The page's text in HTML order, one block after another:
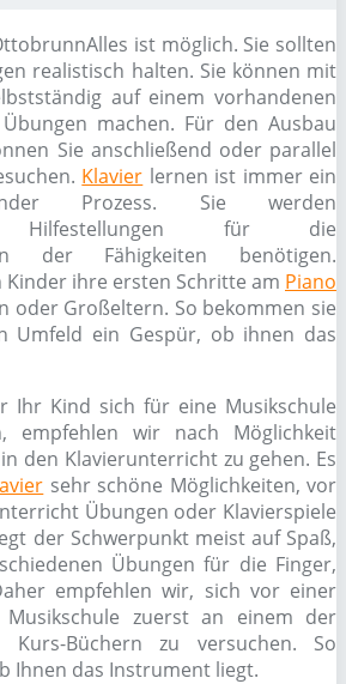
Alles ist möglich. Sie sollten
realistisch halten. Sie können mit
auf einem vorhandenen
machen. Für den Ausbau
Sie anschließend oder parallel
Klavier lernen ist immer ein
Prozess. Sie werden
Hilfestellungen für die
der Fähigkeiten benötigen.
Kinder ihre ersten Schritte am Piano
oder Großeltern. So bekommen sie
Umfeld ein Gespür, ob ihnen das
Ihr Kind sich für eine Musikschule
empfehlen wir nach Möglichkeit
den Klavierunterricht zu gehen. Es
sehr schöne Möglichkeiten, vor
Übungen oder Klavierspiele
der Schwerpunkt meist auf Spaß,
Übungen für die Finger,
empfehlen wir, sich vor einer
zuerst an einem der
Kurs-Büchern zu versuchen. So
Ihnen das Instrument liegt.